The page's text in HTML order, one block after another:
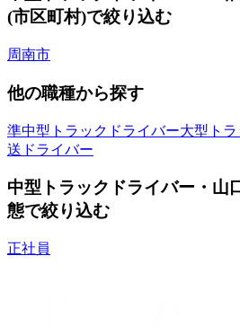
(市区町村)で絞り込む
周南市
他の職種から探す
準中型トラックドライバー大型ト
送ドライバー
中型トラックドライバー・山
態で絞り込む
正社員